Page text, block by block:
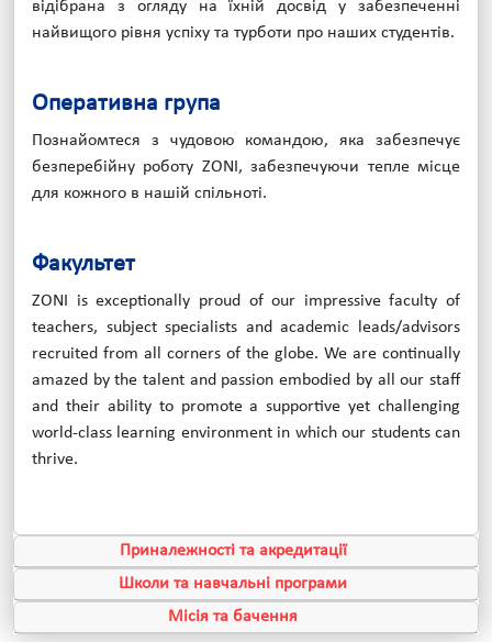
відібрана з огляду на їхній досвід у забезпеченні
найвищого рівня успіху та турботи про наших студентів.
Оперативна група
Познайомтеся з чудовою командою, яка забезпечує
безперебійну роботу ZONI, забезпечуючи тепле місце
для кожного в нашій спільноті.
Факультет
ZONI is exceptionally proud of our impressive faculty of
teachers, subject specialists and academic leads/advisors
recruited from all corners of the globe. We are continually
amazed by the talent and passion embodied by all our staff
and their ability to promote a supportive yet challenging
world-class learning environment in which our students can
thrive.
Приналежності та акредитації
Школи та навчальні програми
Місія та бачення